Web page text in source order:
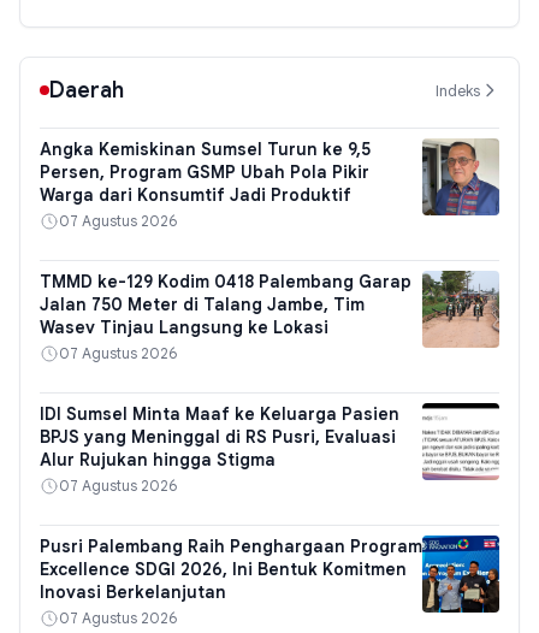
Daerah Indeks
Angka Kemiskinan Sumsel Turun ke 9,5
Persen, Program GSMP Ubah Pola Pikir
Warga dari Konsumtif Jadi Produktif
07 Agustus 2026
TMMD ke-129 Kodim 0418 Palembang Garap
Jalan 750 Meter di Talang Jambe, Tim
Wasev Tinjau Langsung ke Lokasi
07 Agustus 2026
IDI Sumsel Minta Maaf ke Keluarga Pasien
BPJS yang Meninggal di RS Pusri, Evaluasi
Alur Rujukan hingga Stigma
07 Agustus 2026
Pusri Palembang Raih Penghargaan Program
Excellence SDGI 2026, Ini Bentuk Komitmen
Inovasi Berkelanjutan
07 Agustus 2026